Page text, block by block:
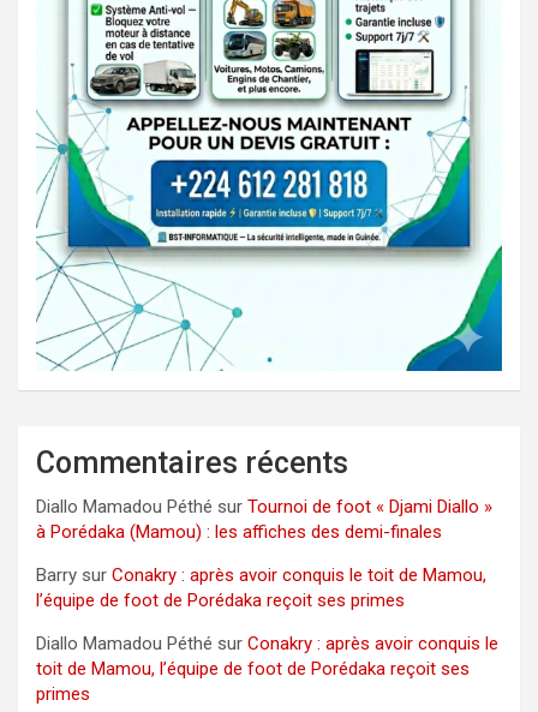
Commentaires récents
Diallo Mamadou Péthé sur Tournoi de foot « Djami Diallo »
à Porédaka (Mamou) : les affiches des demi-finales
Barry sur Conakry : après avoir conquis le toit de Mamou,
l’équipe de foot de Porédaka reçoit ses primes
Diallo Mamadou Péthé sur Conakry : après avoir conquis le
toit de Mamou, l’équipe de foot de Porédaka reçoit ses
primes